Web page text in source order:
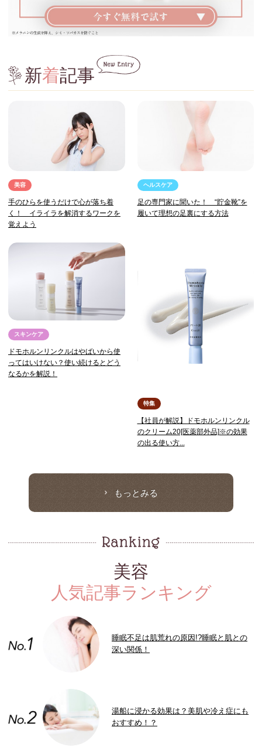
新着記事
美容
手のひらを使うだけで心が落ち着
く！ イライラを解消するワークを
覚えよう
ヘルスケア
足の専門家に聞いた！ “貯金靴”を
履いて理想の足裏にする方法
スキンケア
ドモホルンリンクルはやばいから使
ってはいけない？使い続けるとどう
なるかを解説！
特集
【社員が解説】ドモホルンリンクル
のクリーム20[医薬部外品]※の効果
の出る使い方...
もっとみる
美容
人気記事ランキング
睡眠不足は肌荒れの原因!?睡眠と肌との
深い関係！
湯船に浸かる効果は？美肌や冷え症にも
おすすめ！？